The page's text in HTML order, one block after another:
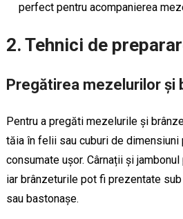
perfect pentru acompanierea
2. Tehnici de
Pregătirea mezelurilor și
Pentru a pregăti mezelurile și
tăia în felii sau cuburi de
consumate ușor. Cârnații și
iar brânzeturile pot fi prezentate
sau bastonașe.